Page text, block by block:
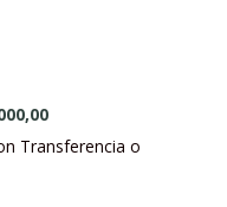
Transferencia o